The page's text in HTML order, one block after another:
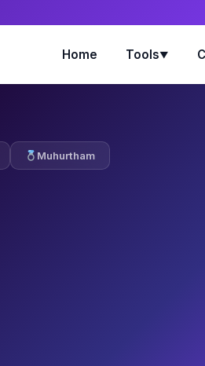
Home Tools▼
Muhurtham